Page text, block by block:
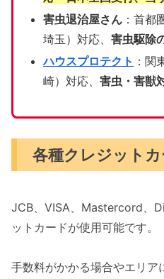
害虫退治屋さん：首都
埼玉）対応、 害虫駆除
ハウスプロテクト ：関
崎）対応、 害虫・害獣
各種クレジット
JCB、VISA、Mastercord、
ットカードが使用可能です。
手数料がかかる場合やエリア